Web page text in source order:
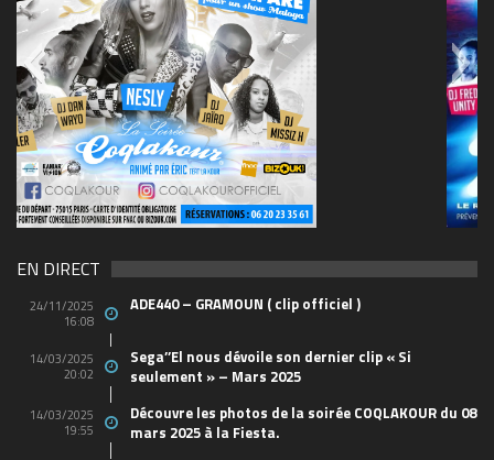
(1)
EN DIRECT
24/11/2025
16:08
ADE440 – GRAMOUN ( clip officiel )
14/03/2025
20:02
Sega’’El nous dévoile son dernier clip « Si
seulement » – Mars 2025
14/03/2025
19:55
Découvre les photos de la soirée COQLAKOUR du 08
mars 2025 à la Fiesta.